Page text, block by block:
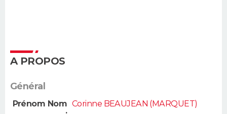
A PROPOS
Général
Prénom Nom Corinne BEAUJEAN (MARQUET)